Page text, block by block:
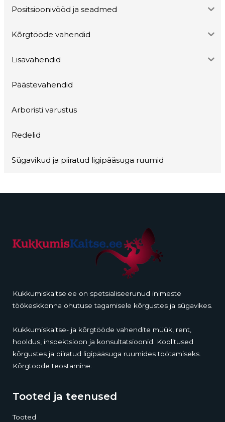
Positsioonivööd ja seadmed
Kõrgtööde vahendid
Lisavahendid
Päästevahendid
Arboristi varustus
Redelid
Sügavikud ja piiratud ligipääsuga ruumid
Kukkumiskaitse.ee on spetsialiseerunud inimeste
töökeskkonna ohutuse tagamisele kõrgustes ja sügavikes.
Kukkumiskaitse- ja kõrgtööde vahendite müük, rent,
hooldus, inspektsioon ja konsultatsioonid. Koolitused
kõrgustes ja piiratud ligipääsuga ruumides töötamiseks.
Kõrgtööde teostamine.
Tooted ja teenused
Tooted